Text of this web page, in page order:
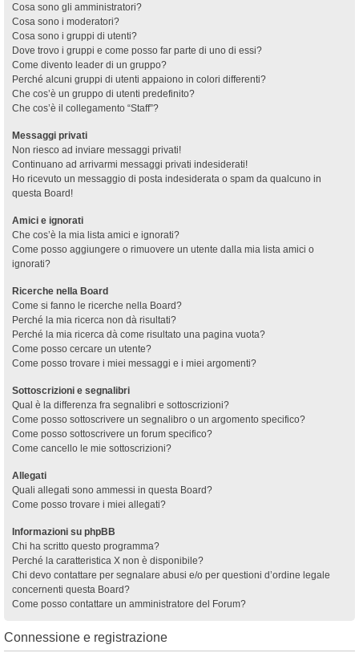
Cosa sono gli amministratori?
Cosa sono i moderatori?
Cosa sono i gruppi di utenti?
Dove trovo i gruppi e come posso far parte di uno di essi?
Come divento leader di un gruppo?
Perché alcuni gruppi di utenti appaiono in colori differenti?
Che cos’è un gruppo di utenti predefinito?
Che cos’è il collegamento “Staff”?
Messaggi privati
Non riesco ad inviare messaggi privati!
Continuano ad arrivarmi messaggi privati indesiderati!
Ho ricevuto un messaggio di posta indesiderata o spam da qualcuno in
questa Board!
Amici e ignorati
Che cos’è la mia lista amici e ignorati?
Come posso aggiungere o rimuovere un utente dalla mia lista amici o
ignorati?
Ricerche nella Board
Come si fanno le ricerche nella Board?
Perché la mia ricerca non dà risultati?
Perché la mia ricerca dà come risultato una pagina vuota?
Come posso cercare un utente?
Come posso trovare i miei messaggi e i miei argomenti?
Sottoscrizioni e segnalibri
Qual è la differenza fra segnalibri e sottoscrizioni?
Come posso sottoscrivere un segnalibro o un argomento specifico?
Come posso sottoscrivere un forum specifico?
Come cancello le mie sottoscrizioni?
Allegati
Quali allegati sono ammessi in questa Board?
Come posso trovare i miei allegati?
Informazioni su phpBB
Chi ha scritto questo programma?
Perché la caratteristica X non è disponibile?
Chi devo contattare per segnalare abusi e/o per questioni d’ordine legale
concernenti questa Board?
Come posso contattare un amministratore del Forum?
Connessione e registrazione